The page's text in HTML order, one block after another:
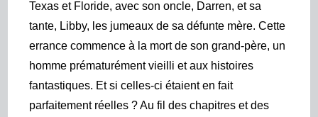
Texas et Floride, avec son oncle, Darren, et sa
tante, Libby, les jumeaux desa défunte mère. Cette
errance commence à la mort de son grand-père, un
homme prématurément vieilli et aux histoires
fantastiques. Et si celles-ci étaient en fait
parfaitement réelles ? Au fil des chapitres et des